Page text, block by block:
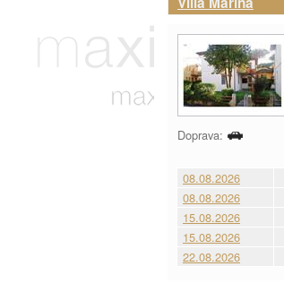
Doprava:
08.08.2026
08.08.2026
15.08.2026
15.08.2026
22.08.2026